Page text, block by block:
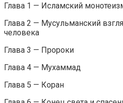
Глава 1 — Исламский
Глава 2 — Мусульманский
человека
Глава 3 — Пророки
Глава 4 — Мухаммад
Глава 5 — Коран